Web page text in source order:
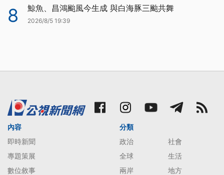
8 鯨魚、昌鴻颱風今生成 與白海豚三颱共舞
2026/8/5 19:39
內容
即時新聞
專題策展
數位敘事
分類
政治
社會
全球
生活
兩岸
地方